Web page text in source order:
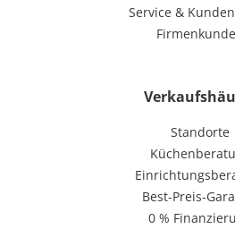
Service &
Standorte
Best-Preis-
0 %